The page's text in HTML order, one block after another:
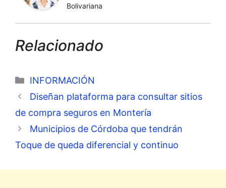
Bolivariana
Relacionado
Categorías
INFORMACIÓN
Diseñan plataforma para consultar sitios
de compra seguros en Montería
Municipios de Córdoba que tendrán
Toque de queda diferencial y continuo